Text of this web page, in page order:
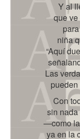
Y al
que
niña
“Aquí
Las
Con
sin
—como
ya en la